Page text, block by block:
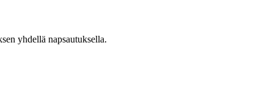
yhdellä napsautuksella.